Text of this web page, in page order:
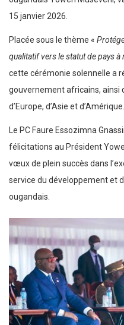
15 janvier 2026.
Placée sous le thème «
qualitatif vers le statut de pays
cette cérémonie solennelle a
gouvernement africains, ainsi
d’Europe, d’Asie et d’Amérique.
Le PC Faure Essozimna
félicitations au Président
vœux de plein succès dans
service du développement et
ougandais.